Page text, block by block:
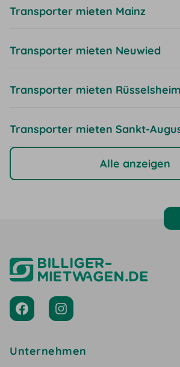
Transporter mieten Mainz
Transporter mieten Neuwied
Transporter mieten Rüsselsheim
Transporter mieten Sankt-
Alle anzeigen
Unternehmen